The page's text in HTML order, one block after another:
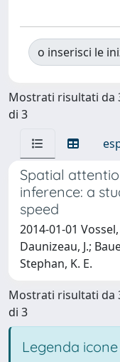
o inserisci le
Mostrati risultati da
di 3
Spatial
inference: a
speed
2014-01-01
Daunizeau, J.;
Stephan, K. E.
Mostrati risultati da
di 3
Legenda icone